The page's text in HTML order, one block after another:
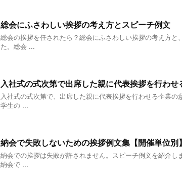
総会にふさわしい挨拶の考え方とスピーチ例文
総会の挨拶を任されたら？総会にふさわしい挨拶の考え方と
た。総会 ...
入社式の式次第で出席した親に代表挨拶を行わせ
入社式の式次第で、出席した親に代表挨拶を行わせる企業の
学生の ...
納会で失敗しないための挨拶例文集【開催単位別】
納会での挨拶は失敗が許されません。スピーチ例文を紹介し
納会で ...